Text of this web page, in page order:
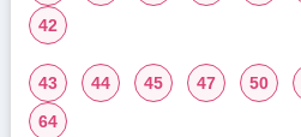
42
43 44 45 47 50
64